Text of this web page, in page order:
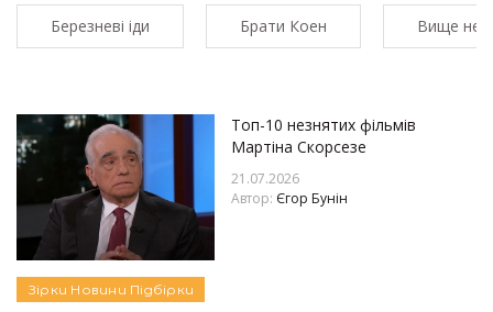
Березневі іди Брати Коен Вище
Топ-10 незнятих фільмів
Мартіна Скорсезе
21.07.2026
Автор: Єгор Бунін
Зірки Новини Підбірки